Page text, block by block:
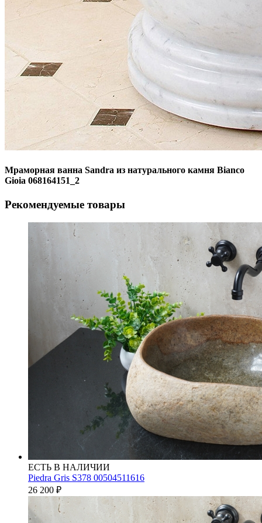
Мраморная ванна Sandra из натурального камня Bianco
Gioia 068164151_2
Рекомендуемые товары
ЕСТЬ В НАЛИЧИИ
Piedra Gris S378 00504511616
26 200 ₽